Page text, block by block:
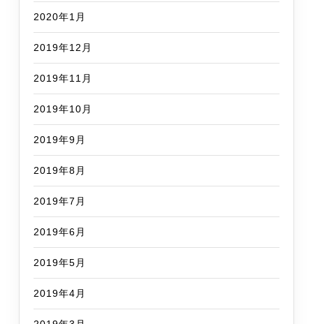
2020年1月
2019年12月
2019年11月
2019年10月
2019年9月
2019年8月
2019年7月
2019年6月
2019年5月
2019年4月